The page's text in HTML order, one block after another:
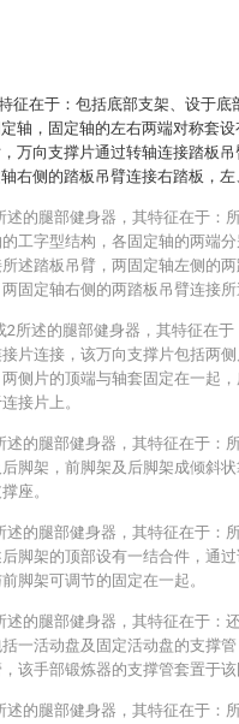
征在于：包括底部支架、设于底
轴，固定轴的左右两端对称套
万向支撑片通过转轴连接踏板
右侧的踏板吊臂连接右踏板，左
述的腿部健身器，其特征在于：
工字型结构，各固定轴的两端
述踏板吊臂，两固定轴左侧的
固定轴右侧的两踏板吊臂连接所
2所述的腿部健身器，其特征在
片连接，该万向支撑片包括两
侧片的顶端与轴套固定在一起
接片上。
述的腿部健身器，其特征在于：
脚架，前脚架及后脚架成倾斜
座。
述的腿部健身器，其特征在于：
脚架的顶部设有一结合件，通
脚架可调节的固定在一起。
述的腿部健身器，其特征在于：
一活动盘及固定活动盘的支撑
该手部锻炼器的支撑管套置于该
述的腿部健身器，其特征在于：